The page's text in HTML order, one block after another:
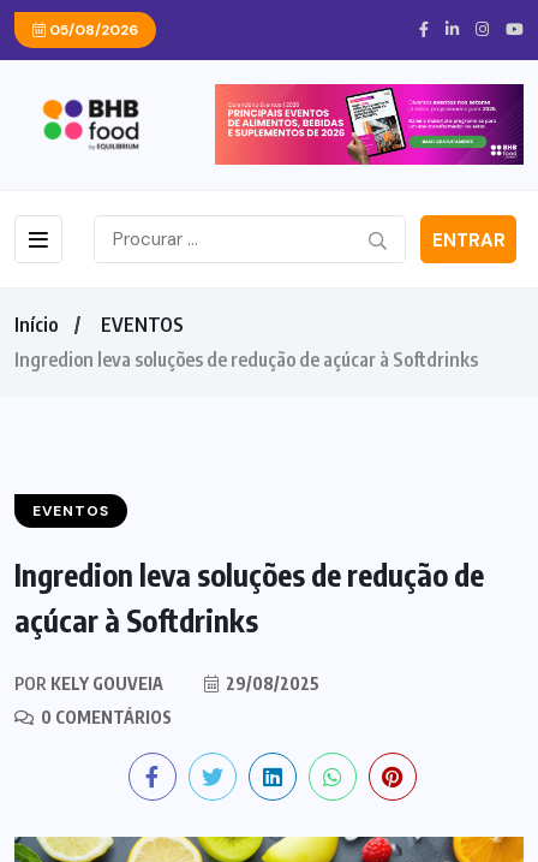
05/08/2026
ENTRAR
Início
EVENTOS
Ingredion leva soluções de redução de açúcar à Softdrinks
EVENTOS
Ingredion leva soluções de redução de
açúcar à Softdrinks
POR KELY GOUVEIA
29/08/2025
0 COMENTÁRIOS